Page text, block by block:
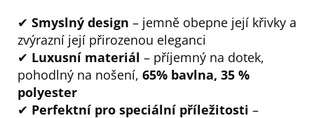
✔ Smyslný design – jemně obepne její křivky a
zvýrazní její přirozenou eleganci
✔ Luxusní materiál – příjemný na dotek,
pohodlný na nošení, 65% bavlna, 35 %
polyester
✔ Perfektní pro speciální příležitosti –